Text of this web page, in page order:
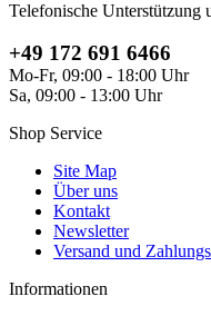
Telefonische Unterstützung
+49 172 691 6466
Mo-Fr, 09:00 - 18:00 Uhr
Sa, 09:00 - 13:00 Uhr
Shop Service
Site Map
Über uns
Kontakt
Newsletter
Versand und
Informationen